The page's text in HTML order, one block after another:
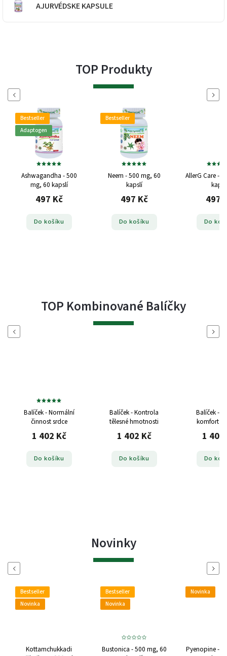
AJURVÉDSKE KAPSULE
TOP Produkty
Previous
Bestseller
Adaptogen
Ashwagandha - 500
mg, 60 kapslí
497 Kč
Do košíku
Bestseller
Neem - 500 mg, 60
kapslí
497 Kč
Do košíku
AllerG Care -
kapslí
497
Do
Next
TOP Kombinované Balíčky
Previous
Balíček - Normální
činnost srdce
1 402 Kč
Do košíku
Balíček - Kontrola
tělesné hmotnosti
1 402 Kč
Do košíku
Balíček -
komfort
1 402
Do
Next
Novinky
Previous
Bestseller
Novinka
Kottamchukkadi
Bestseller
Novinka
Bustonica - 500 mg, 60
Novinka
Pyenopine -
Next